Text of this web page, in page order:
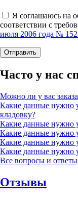
Я соглашаюсь на
соответствии с
июля 2006 года №
Часто у нас
Можно ли у вас
Какие данные нужно
кладовку?
Какие данные нужно
Какие данные нужно
Какие данные нужно
Какие данные нужно
Все вопросы и ответы
Отзывы